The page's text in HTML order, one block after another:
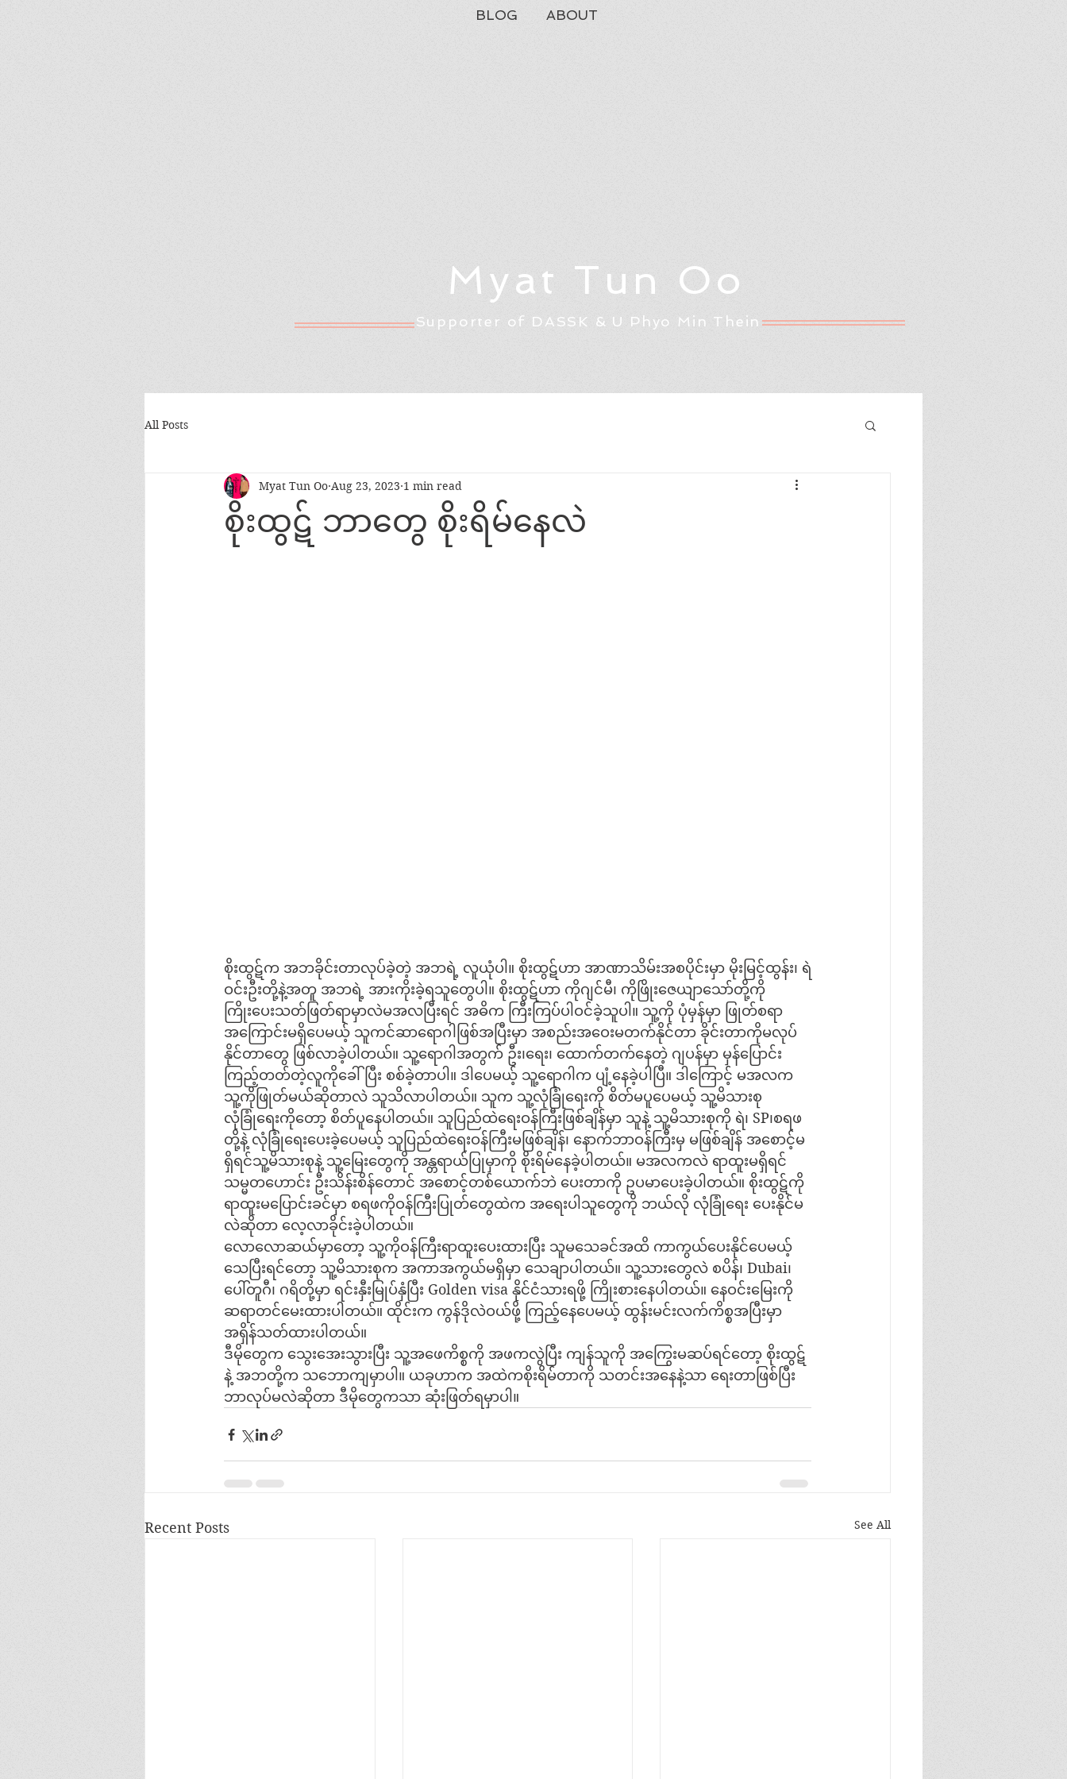
Myat Tun Oo
Supporter of DASSK & U Phyo Min Thein
BLOG ABOUT
All Posts
စိုးထွဋ် ဘာတွေ စိုးရိမ်နေလဲ
Myat Tun Oo Aug 23, 2023 1 min read
စိုးထွဋ်က အဘခိုင်းတာလုပ်ခဲ့တဲ့ အဘရဲ့ လူယုံပါ။ စိုးထွဋ်ဟာ အာဏာသိမ်းအစပိုင်းမှာ မိုးမြင့်ထွန်း၊ ရဲ
ဝင်းဦးတို့နဲ့အတူ အဘရဲ့ အားကိုးခဲ့ရသူတွေပါ။ စိုးထွဋ်ဟာ ကိုဂျင်မီ၊ ကိုဖြိုးဇေယျာသော်တို့ကို
ကြိုးပေးသတ်ဖြတ်ရာမှာလဲမအလပြီးရင် အဓိက ကြီးကြပ်ပါဝင်ခဲ့သူပါ။ သူ့ကို ပုံမှန်မှာ ဖြုတ်စရာ
အကြောင်းမရှိပေမယ့် သူကင်ဆာ‌ရောဂါဖြစ်အပြီးမှာ အစည်းအဝေးမတက်နိုင်တာ ခိုင်းတာကိုမလုပ်
နိုင်တာတွေ ဖြစ်လာခဲ့ပါတယ်။ သူ့ရောဂါအတွက် ဦး၊ရေး၊ ထောက်တက်နေတဲ့ ဂျပန်မှာ မှန်ပြောင်း
ကြည့်တတ်တဲ့လူကိုခေါ်ပြီး စစ်ခဲ့တာပါ။ ဒါပေမယ့် သူ့ရောဂါက ပျံ့နေခဲ့ပါပြီ။ ဒါကြောင့် မအလက
သူ့ကိုဖြုတ်မယ်ဆိုတာလဲ သူသိလာပါတယ်။ သူက သူ့လုံခြုံရေးကို စိတ်မပူပေမယ့် သူ့မိသားစု
လုံခြုံရေးကိုတော့ စိတ်ပူနေပါတယ်။ သူပြည်ထဲရေးဝန်ကြီးဖြစ်ချိန်မှာ သူနဲ့ သူ့မိသားစုကို ရဲ၊ SP၊စရဖ
တို့နဲ့ လုံခြုံရေးပေးခဲ့ပေမယ့် သူပြည်ထဲရေးဝန်ကြီးမဖြစ်ချိန်၊ နောက်ဘာဝန်ကြီးမှ မဖြစ်ချိန် အစောင့်မ
ရှိရင်သူ့မိသားစုနဲ့ သူ့မြေးတွေကို အန္တရာယ်ပြုမှာကို စိုးရိမ်နေခဲ့ပါတယ်။ မအလကလဲ ရာထူးမရှိရင်
သမ္မတဟောင်း ဦးသိန်းစိန်တောင် အစောင့်တစ်ယောက်ဘဲ ပေးတာကို ဥပမာပေးခဲ့ပါတယ်။ စိုးထွဋ်ကို
ရာထူးမပြောင်းခင်မှာ စရဖကိုဝန်ကြီးပြုတ်တွေထဲက အရေးပါသူတွေကို ဘယ်လို လုံခြုံရေး ပေးနိုင်မ
လဲဆိုတာ လေ့လာခိုင်းခဲ့ပါတယ်။
လောလောဆယ်မှာတော့ သူ့ကိုဝန်ကြီးရာထူးပေးထားပြီး သူမသေခင်အထိ ကာကွယ်ပေးနိုင်ပေမယ့်
သေပြီးရင်တော့ သူ့မိသားစုက အကာအကွယ်မရှိမှာ သေချာပါတယ်။ သူ့သားတွေလဲ စပိန်၊ Dubai၊
ပေါ်တူဂီ၊ ဂရိတို့မှာ ရင်းနှီးမြုပ်နှံပြီး Golden visa နိုင်ငံသားရဖို့ ကြိုးစားနေပါတယ်။ နေဝင်းမြေးကို
ဆရာတင်မေးထားပါတယ်။ ထိုင်းက ကွန်ဒိုလဲဝယ်ဖို့ ကြည့်နေပေမယ့် ထွန်းမင်းလက်ကိစ္စအပြီးမှာ
အရှိန်သတ်ထားပါတယ်။
ဒီမိုတွေက သွေးအေးသွားပြီး သူ့အဖေကိစ္စကို အဖကလွဲပြီး ကျန်သူကို အကြွေးမဆပ်ရင်တော့ စိုးထွဋ်
နဲ့ အဘတို့က သဘောကျမှာပါ။ ယခုဟာက အထဲကစိုးရိမ်တာကို သတင်းအနေနဲ့သာ ရေးတာဖြစ်ပြီး
ဘာလုပ်မလဲဆိုတာ ဒီမိုတွေကသာ ဆုံးဖြတ်ရမှာပါ။
Recent Posts See All